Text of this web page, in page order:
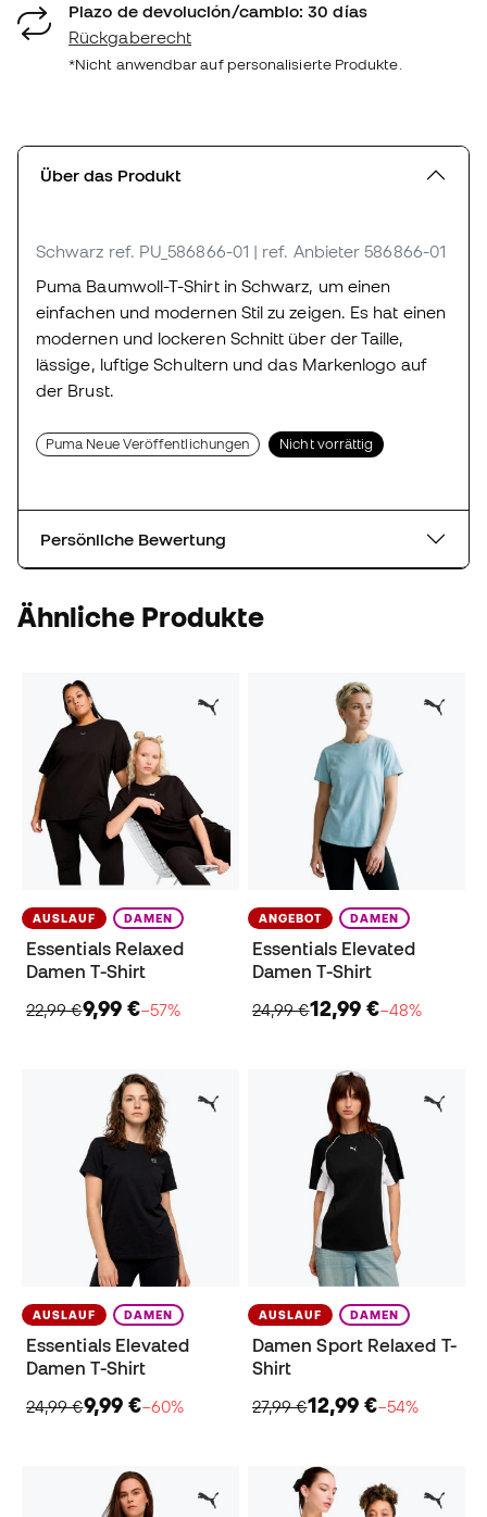
Plazo de devolución/cambio: 30 días
Rückgaberecht
*Nicht anwendbar auf personalisierte Produkte.
Über das Produkt
Schwarz ref. PU_586866-01 | ref. Anbieter 586866-01
Puma Baumwoll-T-Shirt in Schwarz, um einen
einfachen und modernen Stil zu zeigen. Es hat einen
modernen und lockeren Schnitt über der Taille,
lässige, luftige Schultern und das Markenlogo auf
der Brust.
Puma Neue Veröffentlichungen Nicht vorrättig
Persönliche Bewertung
Ähnliche Produkte
AUSLAUF DAMEN
Essentials Relaxed
Damen T-Shirt
22,99 €9,99 €−57%
ANGEBOT DAMEN
Essentials Elevated
Damen T-Shirt
24,99 €12,99 €−48%
AUSLAUF DAMEN
Essentials Elevated
Damen T-Shirt
24,99 €9,99 €−60%
AUSLAUF DAMEN
Damen Sport Relaxed T-
Shirt
27,99 €12,99 €−54%